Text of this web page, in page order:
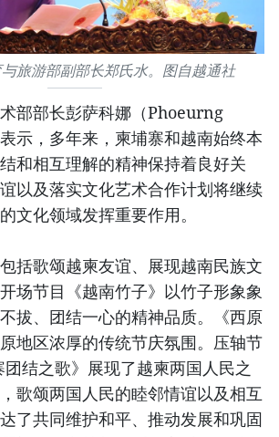
旅游部副部长郑氏水。图自越通社
部部长彭萨科娜（Phoeurng
示，多年来，柬埔寨和越南始终本
和相互理解的精神保持着良好关
以及落实文化艺术合作计划将继续
文化领域发挥重要作用。
括歌颂越柬友谊、展现越南民族文
场节目《越南竹子》以竹子形象象
拔、团结一心的精神品质。《西原
地区浓厚的传统节庆氛围。压轴节
结之歌》展现了越柬两国人民之
歌颂两国人民的睦邻情谊以及相互
了共同维护和平、推动发展和巩固